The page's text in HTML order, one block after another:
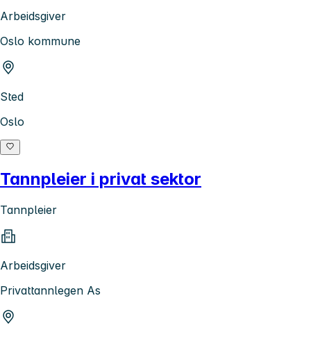
Arbeidsgiver
Oslo kommune
Sted
Oslo
Tannpleier i privat sektor
Tannpleier
Arbeidsgiver
Privattannlegen As